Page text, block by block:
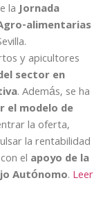
laJornada
alimentarias
y apicultores
sector en
. Además, se ha
el modelo de
la oferta,
la rentabilidad
el apoyo de la
Autónomo. Leer